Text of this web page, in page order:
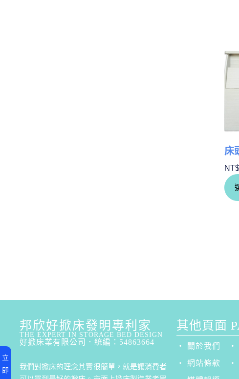
床
NT$
邦欣好掀床發明專利家
THE EXPERT IN STORAGE BED DESIGN
好掀床業有限公司．統編：54863664
我們對掀床的理念其實很簡單，就是讓消費者
其他頁面
‧ 關於我們 ‧
‧ 網站條款 ‧
立
即